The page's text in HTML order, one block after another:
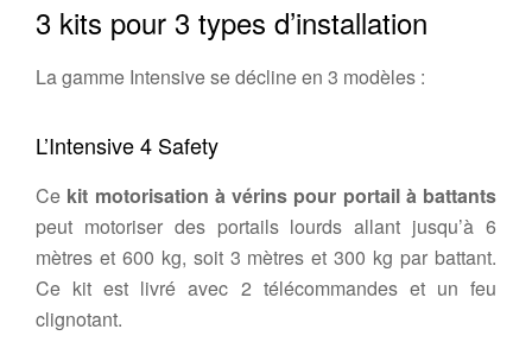
3 kits pour 3 types d’installation
La gamme Intensive se décline en 3 modèles :
L’Intensive 4 Safety
Ce kit motorisation à vérins pour portail à battants
peut motoriser des portails lourds allant jusqu’à 6
mètres et 600 kg, soit 3 mètres et 300 kg par battant.
Ce kit est livré avec 2 télécommandes et un feu
clignotant.